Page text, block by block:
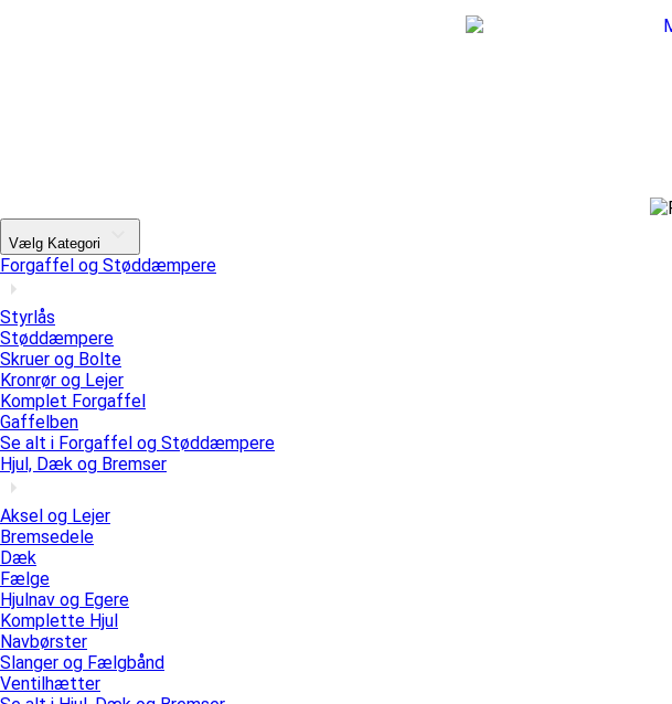
Vælg Kategori
Forgaffel og Støddæmpere
Styrlås
Støddæmpere
Skruer og Bolte
Kronrør og Lejer
Komplet Forgaffel
Gaffelben
Se alt i Forgaffel og Støddæmpere
Hjul, Dæk og Bremser
Aksel og Lejer
Bremsedele
Dæk
Fælge
Hjulnav og Egere
Komplette Hjul
Navbørster
Slanger og Fælgbånd
Ventilhætter